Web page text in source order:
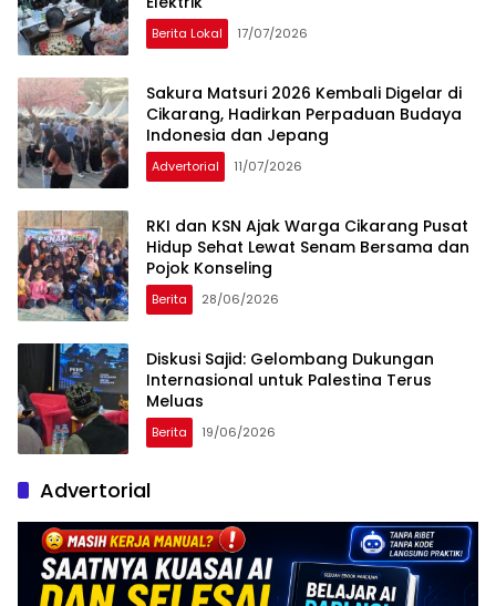
Berita Lokal 17/07/2026
Sakura Matsuri 2026 Kembali Digelar di
Cikarang, Hadirkan Perpaduan Budaya
Indonesia dan Jepang
Advertorial 11/07/2026
RKI dan KSN Ajak Warga Cikarang Pusat
Hidup Sehat Lewat Senam Bersama dan
Pojok Konseling
Berita 28/06/2026
Diskusi Sajid: Gelombang Dukungan
Internasional untuk Palestina Terus
Meluas
Berita 19/06/2026
Advertorial